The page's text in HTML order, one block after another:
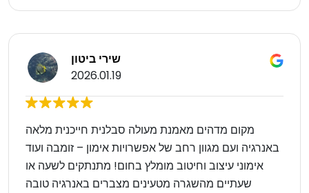
שירי ביטון
2026.01.19
מקום מדהים מאמנת מעולה סבלנית חייכנית מלאה
באנרגיה ועם מגוון רחב של אפשרויות אימון – זומבה ועוד
אימוני עיצוב וחיטוב מומלץ בחום! מתנתקים לשעה או
שעתיים מהשגרה מטעינים מצברים באנרגיה טובה